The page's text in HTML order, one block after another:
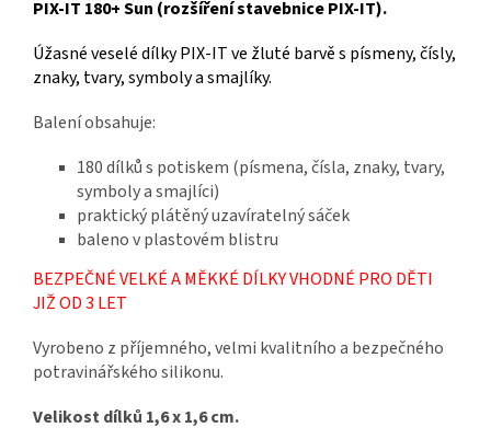
PIX-IT 180+ Sun (rozšíření stavebnice PIX-IT).
Úžasné veselé dílky PIX-IT ve žluté barvě s písmeny, čísly,
znaky, tvary, symboly a smajlíky.
Balení obsahuje:
180 dílků s potiskem (písmena, čísla, znaky, tvary,
symboly a smajlíci)
praktický plátěný uzavíratelný sáček
baleno v plastovém blistru
BEZPEČNÉ VELKÉ A MĚKKÉ DÍLKY VHODNÉ PRO DĚTI
JIŽ OD 3 LET
Vyrobeno z příjemného, velmi kvalitního a bezpečného
potravinářského silikonu.
Velikost dílků 1,6 x 1,6 cm.